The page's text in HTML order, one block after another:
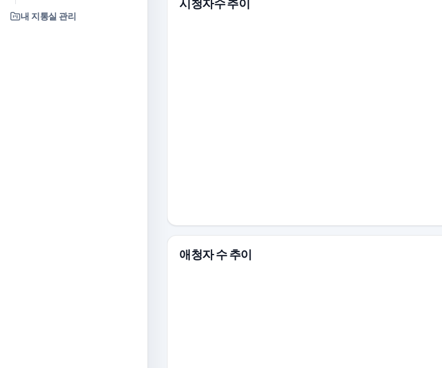
내 지통실 관리
시청자수 추이
애청자 수 추이